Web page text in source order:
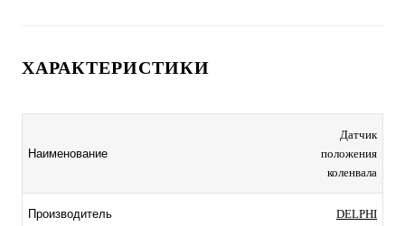
ХАРАКТЕРИСТИКИ
Наименование
Датчик
положения
коленвала
Производитель DELPHI